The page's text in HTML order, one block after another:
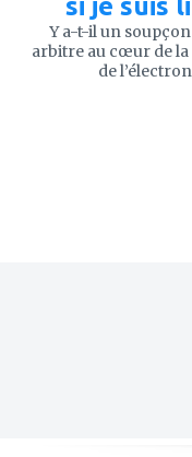
si je suis
Y a-t-il un
arbitre au cœur de la
de